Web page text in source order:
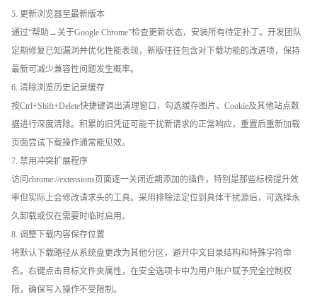
5. 更新浏览器至最新版本
通过“帮助→关于Google Chrome”检查更新状态，安装所有待定补丁。开发团队
定期修复已知漏洞并优化性能表现，新版往往包含对下载功能的改进项，保持
最新可减少兼容性问题发生概率。
6. 清除浏览历史记录缓存
按Ctrl+Shift+Delete快捷键调出清理窗口，勾选缓存图片、Cookie及其他站点数
据进行深度清除。积累的旧凭证可能干扰新请求的正常响应，重置后重新加载
页面尝试下载操作通常能见效。
7. 禁用冲突扩展程序
访问chrome://extensions页面逐一关闭近期添加的插件，特别是那些标榜提升效
率但实际上会修改请求头的工具。采用排除法定位到具体干扰源后，可选择永
久卸载或仅在需要时临时启用。
8. 调整下载内容保存位置
将默认下载路径从系统盘更改为其他分区，避开中文目录结构和特殊字符命
名。右键点击目标文件夹属性，在安全选项卡中为用户账户赋予完全控制权
限，确保写入操作不受限制。